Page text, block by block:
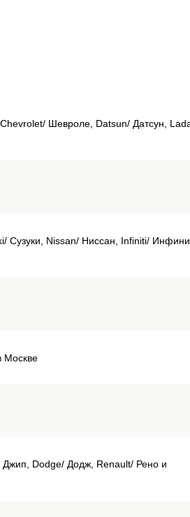
Шевроле, Datsun/ Датсун,
Сузуки, Nissan/ Ниссан, Infiniti/
Москве
Джип, Dodge/ Додж, Renault/ Рено и